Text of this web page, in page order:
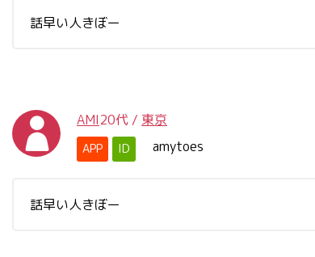
話早い人きぼー
AMI20代 / 東京
APP ID amytoes
話早い人きぼー